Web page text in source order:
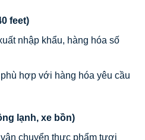
feet)
nhập khẩu, hàng hóa số
hợp với hàng hóa yêu cầu
lạnh, xe bồn)
chuyển thực phẩm tươi